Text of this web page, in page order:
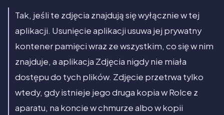
Tak, jeśli te zdjęcia znajdują się wyłącznie w tej
aplikacji. Usunięcie aplikacji usuwa jej prywatny
kontener pamięci wraz ze wszystkim, co się w nim
znajduje, a aplikacja Zdjęcia nigdy nie miała
dostępu do tych plików. Zdjęcie przetrwa tylko
wtedy, gdy istnieje jego druga kopia w Rolce z
aparatu, na koncie w chmurze albo w kopii